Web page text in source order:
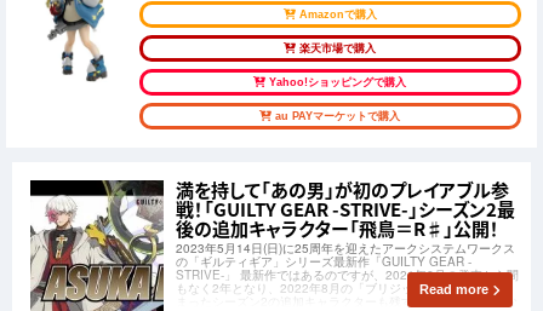
Amazonで購入
楽天市場で購入
Yahoo!ショッピングで購入
au PAYマーケットで購入
満を持して「あの男」が初のプレイアブル参
戦！「GUILTY GEAR -STRIVE-」シーズン2最
後の追加キャラクター「飛鳥＝R♯」公開！
2023年5月14日(日)に25周年を迎えたアークシステムワークス
の「ギルティギア」シリーズ最新作「GUILTY GEAR -
STRIVE-」 最新作ではあるのですが、2021年6月の発売から間
もなく2年となり、2022年8月の「ブリジット」の配信から始
まったシーズン2の追加キャラクターも残すところあと1人とな
Read more